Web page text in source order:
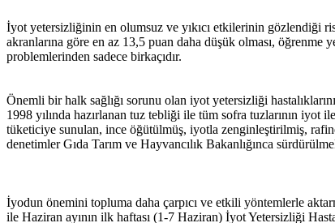
İyot yetersizliğinin en olumsuz ve yıkıcı etkilerinin gözlendiği
akranlarına göre en az 13,5 puan daha düşük olması,
problemlerinden sadece birkaçıdır.
Önemli bir halk sağlığı sorunu olan iyot yetersizliği
1998 yılında hazırlanan tuz tebliği ile tüm sofra tuzlarının
tüketiciye sunulan, ince öğütülmüş, iyotla zenginleştirilmiş,
denetimler Gıda Tarım ve Hayvancılık Bakanlığınca
İyodun önemini topluma daha çarpıcı ve etkili yöntemlerle
ile Haziran ayının ilk haftası (1-7 Haziran) İyot Yetersizliği